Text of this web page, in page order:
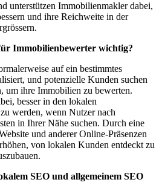
unterstützen Immobilienmakler dabei,
und ihre Reichweite in der
Immobilienbewerter wichtig?
auf ein bestimmtes
und potenzielle Kunden suchen
um ihre Immobilien zu bewerten.
besser in den lokalen
werden, wenn Nutzer nach
in Ihrer Nähe suchen. Durch eine
und anderer Online-Präsenzen
von lokalen Kunden entdeckt zu
SEO und allgemeinem SEO